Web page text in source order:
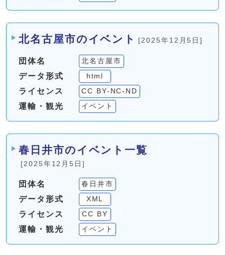
北名古屋市のイベント [2025年12月5日]
団体名 北名古屋市
データ形式 html
ライセンス CC BY-NC-ND
運輸・観光 イベント
春日井市のイベント一覧
[2025年12月5日]
団体名 春日井市
データ形式 XML
ライセンス CC BY
運輸・観光 イベント